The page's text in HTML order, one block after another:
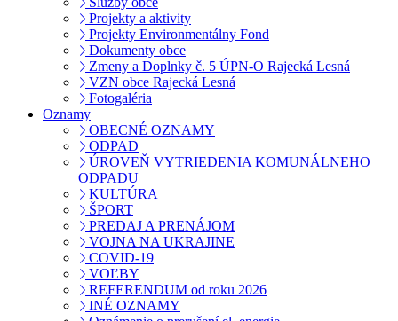
Projekty a aktivity
Projekty Environmentálny Fond
Dokumenty obce
Zmeny a Doplnky č. 5 ÚPN-O Rajecká Lesná
VZN obce Rajecká Lesná
Fotogaléria
Oznamy
OBECNÉ OZNAMY
ODPAD
ÚROVEŇ VYTRIEDENIA KOMUNÁLNEHO
ODPADU
KULTÚRA
ŠPORT
PREDAJ A PRENÁJOM
VOJNA NA UKRAJINE
COVID-19
VOĽBY
REFERENDUM od roku 2026
INÉ OZNAMY